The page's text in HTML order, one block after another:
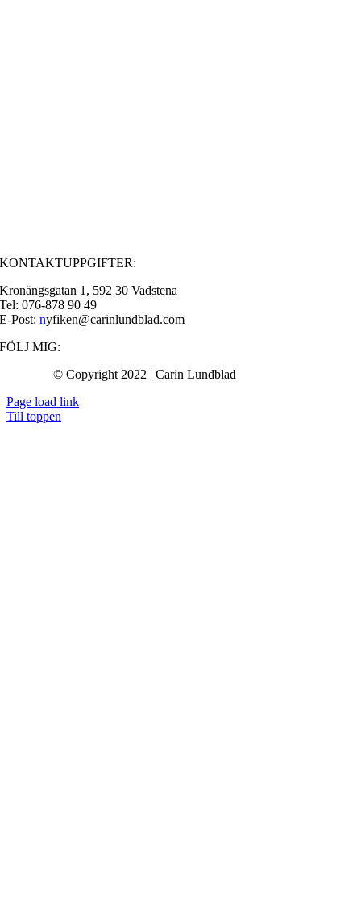
KONTAKTUPPGIFTER:
Kronängsgatan 1, 592 30 Vadstena
Tel: 076-878 90 49
E-Post:nyfiken@carinlundblad.com
FÖLJ MIG:
© Copyright 2022 | Carin Lundblad
Page load link
Till toppen